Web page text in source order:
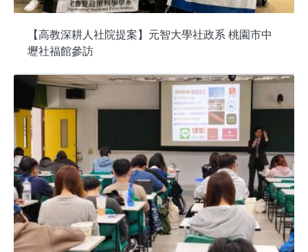
【高教深耕人社院提案】元智大學社政系 桃園市中
壢社福館參訪